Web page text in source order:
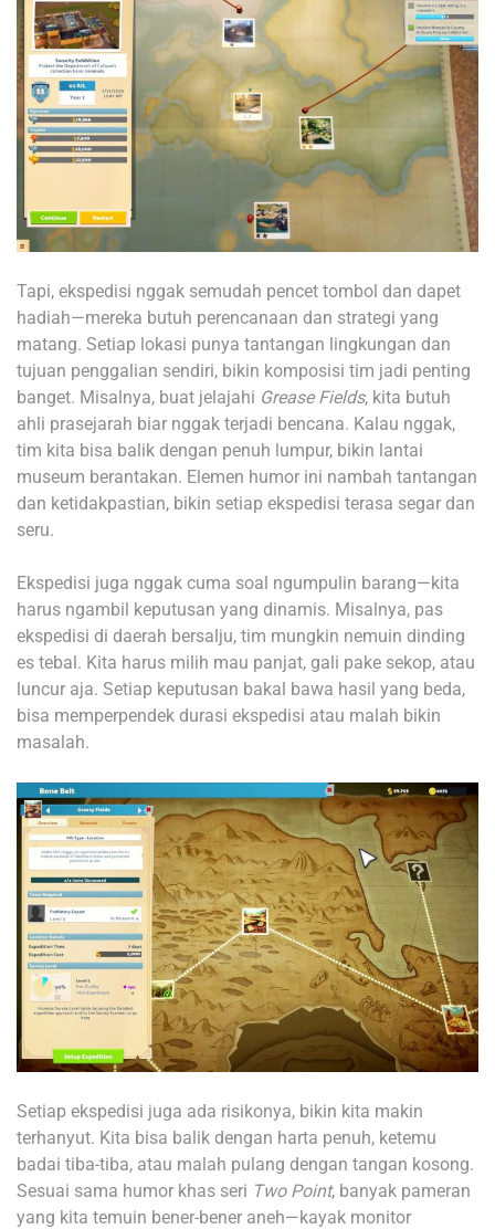
Tapi, ekspedisi nggak semudah pencet tombol dan dapet
hadiah—mereka butuh perencanaan dan strategi yang
matang. Setiap lokasi punya tantangan lingkungan dan
tujuan penggalian sendiri, bikin komposisi tim jadi penting
banget. Misalnya, buat jelajahi Grease Fields, kita butuh
ahli prasejarah biar nggak terjadi bencana. Kalau nggak,
tim kita bisa balik dengan penuh lumpur, bikin lantai
museum berantakan. Elemen humor ini nambah tantangan
dan ketidakpastian, bikin setiap ekspedisi terasa segar dan
seru.
Ekspedisi juga nggak cuma soal ngumpulin barang—kita
harus ngambil keputusan yang dinamis. Misalnya, pas
ekspedisi di daerah bersalju, tim mungkin nemuin dinding
es tebal. Kita harus milih mau panjat, gali pake sekop, atau
luncur aja. Setiap keputusan bakal bawa hasil yang beda,
bisa memperpendek durasi ekspedisi atau malah bikin
masalah.
Setiap ekspedisi juga ada risikonya, bikin kita makin
terhanyut. Kita bisa balik dengan harta penuh, ketemu
badai tiba-tiba, atau malah pulang dengan tangan kosong.
Sesuai sama humor khas seri Two Point, banyak pameran
yang kita temuin bener-bener aneh—kayak monitor